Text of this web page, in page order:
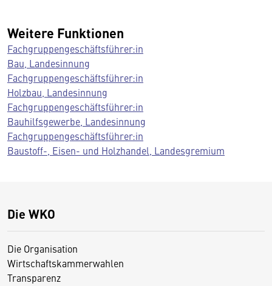
Weitere Funktionen
Fachgruppengeschäftsführer:in
Bau, Landesinnung
Fachgruppengeschäftsführer:in
Holzbau, Landesinnung
Fachgruppengeschäftsführer:in
Bauhilfsgewerbe, Landesinnung
Fachgruppengeschäftsführer:in
Baustoff-, Eisen- und Holzhandel, Landesgremium
Die WKO
Die Organisation
Wirtschaftskammerwahlen
Transparenz